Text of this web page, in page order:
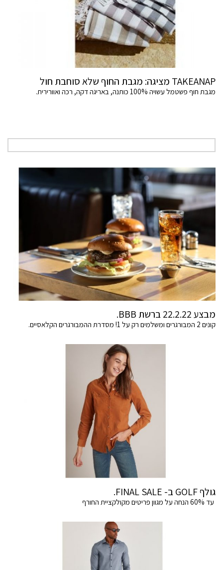
TAKEANAP מציגה: מגבת החוף שלא סוחבת חול
מגבת חוף פשטמל עשויה 100% כותנה, באריגה דקה, רכה ואוורירית.
מבצע 22.2.22 ברשת BBB.
קונים 2 המבורגרים ומשלמים רק על 1! מסדרת ההמבורגרים הקלאסיים.
גולף GOLF ב- FINAL SALE.
עד 60% הנחה על מגוון פריטים מקולקציית החורף